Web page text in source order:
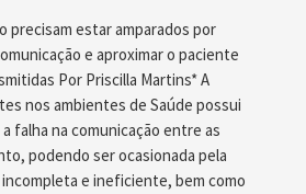
precisam estar amparados por
e aproximar o paciente
Por Priscilla Martins* A
nos ambientes de Saúde possui
falha na comunicação entre as
podendo ser ocasionada pela
e ineficiente, bem como